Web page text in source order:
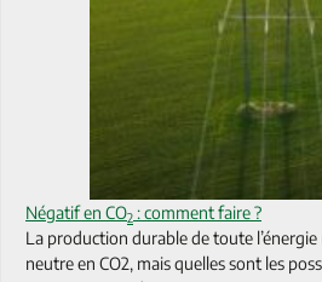
Négatif en CO2 : comment faire ?
La production durable de toute
neutre en CO2, mais quelles sont les